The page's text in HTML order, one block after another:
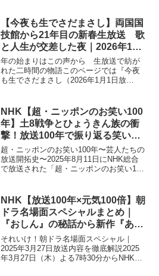
合戦の熱気がひと段落したあと、静か...
【今夜も生でさだまさし】両国国
技館から21年目の新春生放送 歌
と人生が交差した夜｜2026年1月
1日
年の始まりはこの声から 生放送で紡が
れた二時間の物語このページでは『今夜
も生でさだまさし（2026年1月1日放
夜も生でさだまさしの新春生放送でし
た。深夜0時20分か...
NHK【超・ニッポンのお笑い100
年】土8戦争とひょうきん族の衝
撃！放送100年で振り返る笑いの
進化史 2025年8月11日
超・ニッポンのお笑い100年〜芸人たちの
放送開拓史〜2025年8月11日にNHK総合
で放送された「超・ニッポンのお笑い100
をたどる特別番組です。漫才・コント・
バラ...
NHK【放送100年×元気100倍】朝
ドラ名場面スペシャルまとめ｜
『おしん』の秘話から新作『あん
ぱん』最新情報まで一挙紹介！
2025年3月27日
それいけ！朝ドラ名場面スペシャル｜
2025年3月27日放送内容を徹底解説2025
年3月27日（木）よる7時30分からNHK総